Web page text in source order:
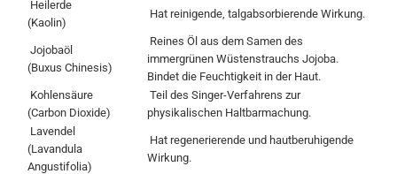
Heilerde
(Kaolin)
Hat reinigende, talgabsorbierende Wirkung.
Jojobaöl
(Buxus Chinesis)
Reines Öl aus dem Samen des
immergrünen Wüstenstrauchs Jojoba.
Bindet die Feuchtigkeit in der Haut.
Kohlensäure
(Carbon Dioxide)
Teil des Singer-Verfahrens zur
physikalischen Haltbarmachung.
Lavendel
(Lavandula
Angustifolia)
Hat regenerierende und hautberuhigende
Wirkung.